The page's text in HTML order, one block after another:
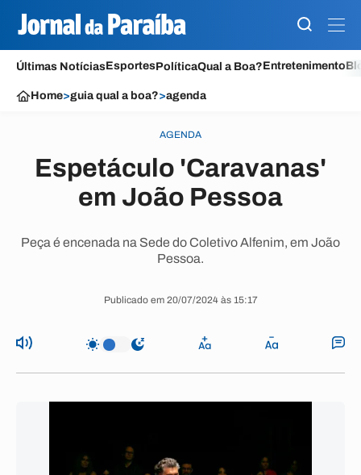
Últimas NotíciasEsportesPolíticaQual a Boa?Entretenimento
Home>guia qual a boa?>agenda
AGENDA
Espetáculo 'Caravanas'
em João Pessoa
Peça é encenada na Sede do Coletivo Alfenim, em João
Pessoa.
Publicado em 20/07/2024 às 15:17